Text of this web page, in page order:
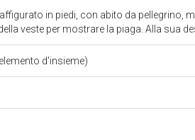
in piedi, con abito da pellegrino,
veste per mostrare la piaga. Alla sua
d'insieme)